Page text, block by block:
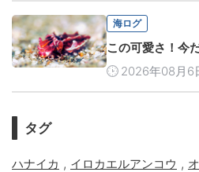
海ログ
この可愛さ！今
2026年08月6
タグ
ハナイカ , イロカエルアンコウ ,